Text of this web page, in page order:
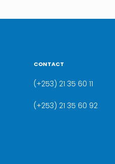
CONTACT
(+253) 21 35 60 11
(+253) 21 35 60 92